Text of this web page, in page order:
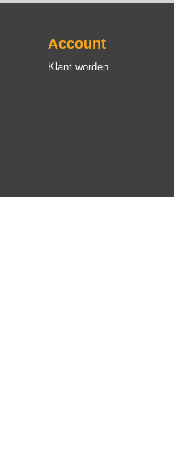
Account
Klant worden